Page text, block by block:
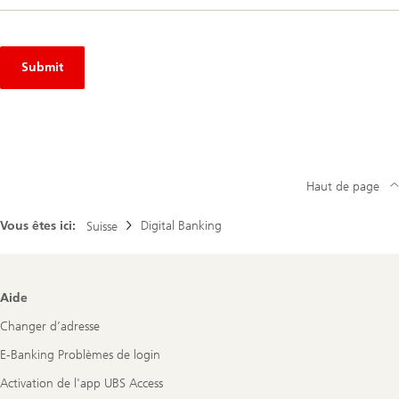
Submit
Vous êtes ici: Suisse Digital Banking
Haut de page
Footer
Aide
Changer d’adresse
E-Banking Problèmes de login
Activation de l'app UBS Access